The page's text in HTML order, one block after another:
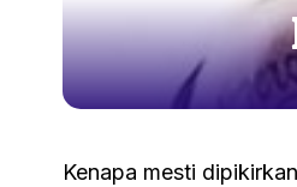
Kenapa mesti dipikirkan